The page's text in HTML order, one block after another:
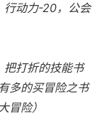
行动力-20，公会
打折的技能书
多的买冒险之书
冒险）